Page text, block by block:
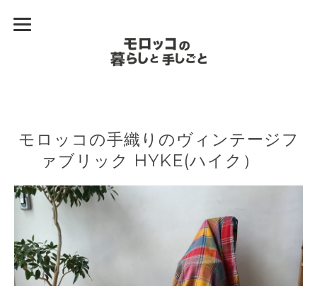
モロッコの手織りのヴィンテージフ
ァブリック HYKE(ハイク）